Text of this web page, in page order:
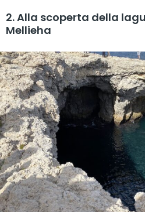
2. Alla scoperta della
Mellieha